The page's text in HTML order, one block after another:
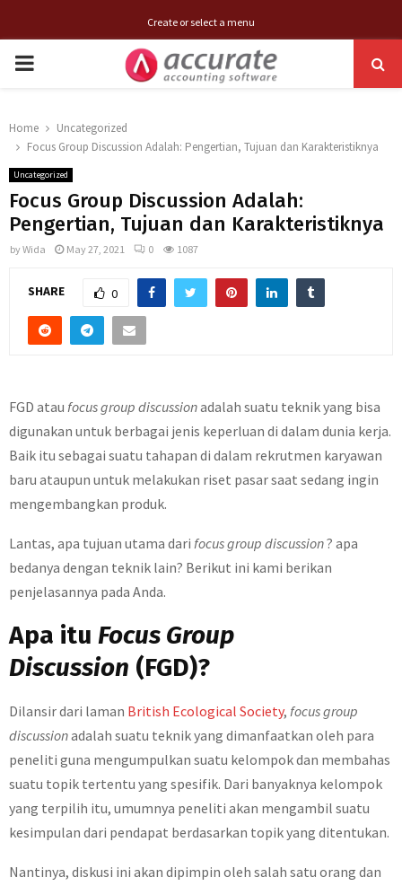
Create or select a menu
PRIMARY
Home
Uncategorized
Focus Group Discussion Adalah: Pengertian, Tujuan dan Karakteristiknya
Uncategorized
Focus Group Discussion Adalah:
Pengertian, Tujuan dan Karakteristiknya
byWida May 27, 2021 0 1087
SHARE 0
FGD atau focus group discussionadalah suatu teknik yang bisa
digunakan untuk berbagai jenis keperluan di dalam dunia kerja.
Baik itu sebagai suatu tahapan di dalam rekrutmen karyawan
baru ataupun untuk melakukan riset pasar saat sedang ingin
mengembangkan produk.
Lantas, apa tujuan utama dari focus group discussion? apa
bedanya dengan teknik lain? Berikut ini kami berikan
penjelasannya pada Anda.
Apa itu Focus Group
Discussion (FGD)?
Dilansir dari laman British Ecological Society, focus group
discussionadalah suatu teknik yang dimanfaatkan oleh para
peneliti guna mengumpulkan suatu kelompok dan membahas
suatu topik tertentu yang spesifik. Dari banyaknya kelompok
yang terpilih itu, umumnya peneliti akan mengambil suatu
kesimpulan dari pendapat berdasarkan topik yang ditentukan.
Nantinya, diskusi ini akan dipimpin oleh salah satu orang dan